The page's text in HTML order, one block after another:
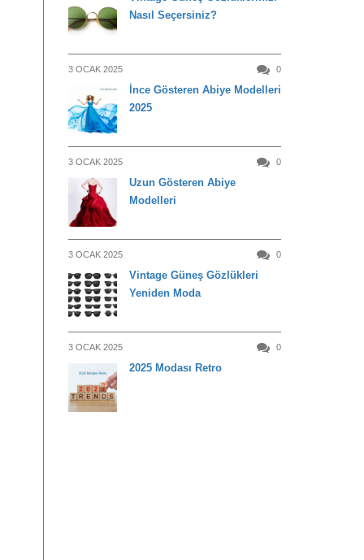
Nasıl Seçersiniz?
3 OCAK 2025 0
İnce Gösteren Abiye Modelleri
2025
3 OCAK 2025 0
Uzun Gösteren Abiye
Modelleri
3 OCAK 2025 0
Vintage Güneş Gözlükleri
Yeniden Moda
3 OCAK 2025 0
2025 Modası Retro